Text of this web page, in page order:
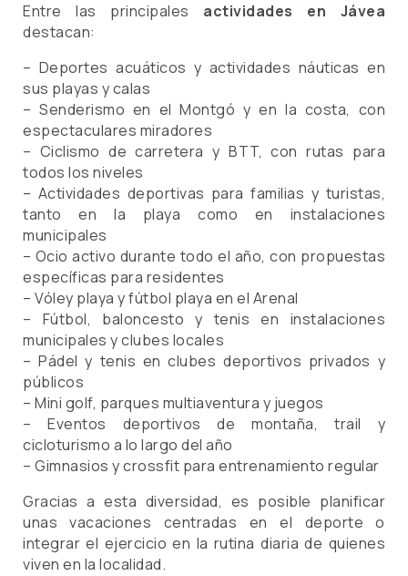
Entre las principales actividades en Jávea
destacan:
– Deportes acuáticos y actividades náuticas en
sus playas y calas
– Senderismo en el Montgó y en la costa, con
espectaculares miradores
– Ciclismo de carretera y BTT, con rutas para
todos los niveles
– Actividades deportivas para familias y turistas,
tanto en la playa como en instalaciones
municipales
– Ocio activo durante todo el año, con propuestas
específicas para residentes
– Vóley playa y fútbol playa en el Arenal
– Fútbol, baloncesto y tenis en instalaciones
municipales y clubes locales
– Pádel y tenis en clubes deportivos privados y
públicos
– Mini golf, parques multiaventura y juegos
– Eventos deportivos de montaña, trail y
cicloturismo a lo largo del año
– Gimnasios y crossfit para entrenamiento regular
Gracias a esta diversidad, es posible planificar
unas vacaciones centradas en el deporte o
integrar el ejercicio en la rutina diaria de quienes
viven en la localidad.